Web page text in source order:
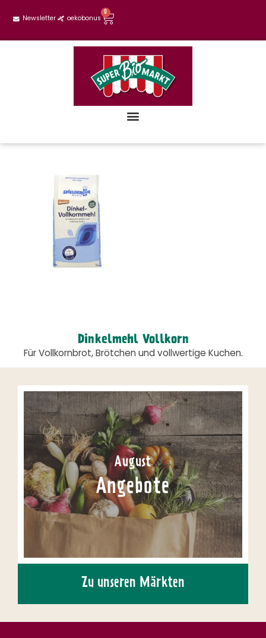
Newsletter oekobonus
0
Dinkelmehl Vollkorn
Für Vollkornbrot, Brötchen und vollwertige Kuchen.
August
Angebote
Zu unseren Märkten